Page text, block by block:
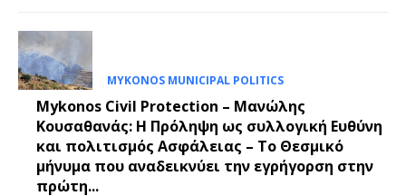
MYKONOS MUNICIPAL POLITICS
Mykonos Civil Protection – Μανώλης
Κουσαθανάς: Η Πρόληψη ως συλλογική Ευθύνη
και πολιτισμός Ασφάλειας – Το Θεσμικό
μήνυμα που αναδεικνύει την εγρήγορση στην
πρώτη...